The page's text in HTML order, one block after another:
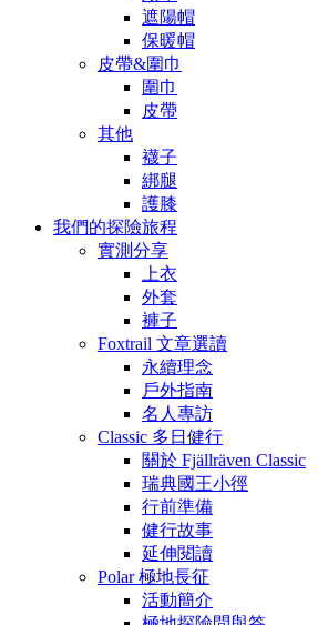
遮陽帽
保暖帽
皮帶&圍巾
圍巾
皮帶
其他
襪子
綁腿
護膝
我們的探險旅程
實測分享
上衣
外套
褲子
Foxtrail 文章選讀
永續理念
戶外指南
名人專訪
Classic 多日健行
關於 Fjällräven Classic
瑞典國王小徑
行前準備
健行故事
延伸閱讀
Polar 極地長征
活動簡介